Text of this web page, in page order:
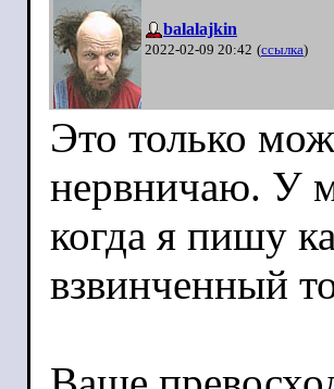
balalajkin
2022-02-09 20:42 (ссылка)
Это только
нервничаю. У
когда я пишу
взвинченный